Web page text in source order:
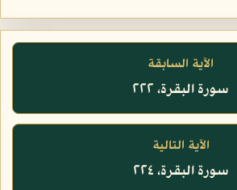
الآية السابقة
سورة البقرة، ٢٢٢
الآية التالية
سورة البقرة، ٢٢٤